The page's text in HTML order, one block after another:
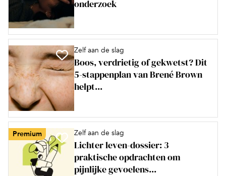
onderzoek
Zelf aan de slag
Boos, verdrietig of gekwetst? Dit
5-stappenplan van Brené Brown
helpt...
Premium Zelf aan de slag
Lichter leven-dossier: 3
praktische opdrachten om
pijnlijke gevoelens...